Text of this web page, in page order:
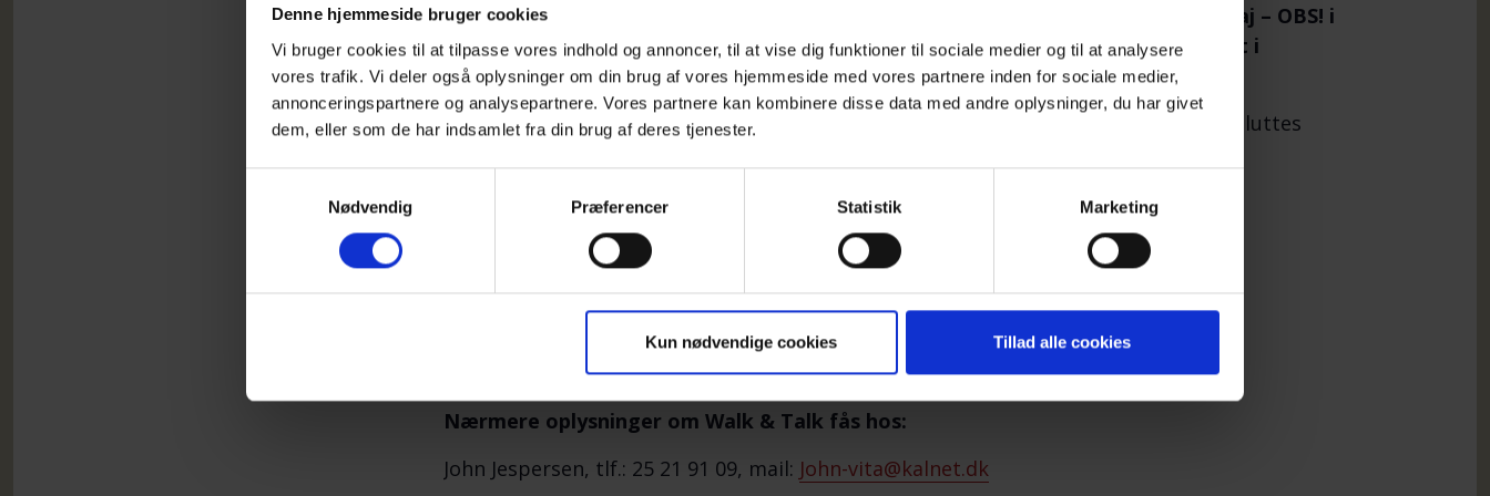
Denne hjemmeside bruger cookies
Vi bruger cookies til at tilpasse vores indhold og annoncer, til at vise dig funktioner til sociale medier og til at analysere
vores trafik. Vi deler også oplysninger om din brug af vores hjemmeside med vores partnere inden for sociale medier,
annonceringspartnere og analysepartnere. Vores partnere kan kombinere disse data med andre oplysninger, du har givet
dem, eller som de har indsamlet fra din brug af deres tjenester.
Nødvendig
Præferencer Statistik Marketing
Kun nødvendige cookies Tillad alle cookies
Følgende datoer er aftalt for foråret/sommeren 2022: 20. marts, 24. april, 22. maj – OBS! i
Ringe og 26. juni i Odense. Juli måned holder vi ferielukket. Vi går igen 21. august i
Odense.
Vi forventer at turen slutter ca. kl. 12.00. Hvis der er stemning for det, kan turen afsluttes
Vi går tur uanset hvordan vejret er!
Alle er velkomne!
Det der bliver talt om er i fortrolighed mellem deltagerne.
Walk & Talk er et tilbud fra Lokalkreds Fyn, Landsforeningen for efterladte efter
www.efterladte.dk
Nærmere oplysninger om Walk & Talk fås hos:
John Jespersen, tlf.: 25 21 91 09, mail: John-vita@kalnet.dk